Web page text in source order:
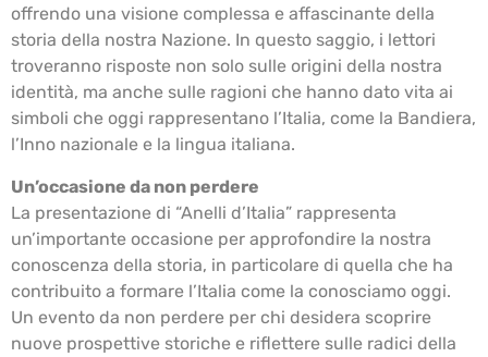
offrendo una visione complessa e affascinante della
storia della nostra Nazione. In questo saggio, i lettori
troveranno risposte non solo sulle origini della nostra
identità, ma anche sulle ragioni che hanno dato vita ai
simboli che oggi rappresentano l’Italia, come la Bandiera,
l’Inno nazionale e la lingua italiana.
Un’occasione da non perdere
La presentazione di “Anelli d’Italia” rappresenta
un’importante occasione per approfondire la nostra
conoscenza della storia, in particolare di quella che ha
contribuito a formare l’Italia come la conosciamo oggi.
Un evento da non perdere per chi desidera scoprire
nuove prospettive storiche e riflettere sulle radici della